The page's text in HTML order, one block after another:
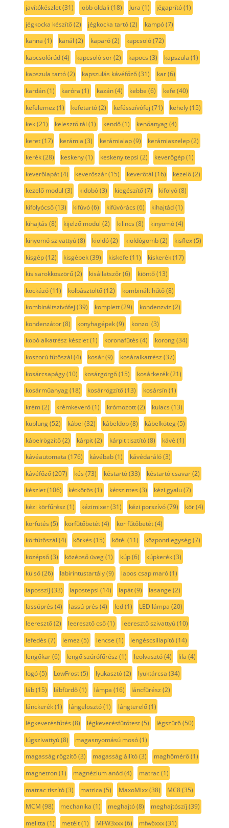
javítókészlet(31) jobb oldali (18) Jura (1) jégaprító(1)
jégkocka készítő(2) jégkocka tartó(2) kampó(7)
kanna (1) kanál (2) kaparó(2) kapcsoló(72)
kapcsolórúd(4) kapcsoló sor(2) kapocs (3) kapszula (1)
kapszula tartó(2) kapszulás kávéfőző(31) kar(6)
kardán(1) karóra (1) kazán(4) kebbe (6) kefe (40)
kefelemez (1) kefetartó(2) kefésszívófej (71) kehely(15)
kek(21) kelesztő tál (1) kendő(1) kenőanyag(4)
keret(17) kerámia (3) kerámialap(9) kerámiaszelep(2)
kerék(28) keskeny(1) keskeny tepsi (2) keverőgép(1)
keverőlapát(4) keverőszár(15) keverőtál (16) kezelő(2)
kezelő modul (3) kidobó(3) kiegészítő(7) kifolyó(8)
kifolyócső(13) kifúvó(6) kifúvórács (6) kihajtád(1)
kihajtás (8) kijelző modul (2) kilincs (8) kinyomó(4)
kinyomó szivattyú(8) kioldó(2) kioldógomb(2) kisflex(5)
kisgép(12) kisgépek(39) kiskefe (11) kiskerék(17)
kis sarokköszörű(2) kisállatszőr(6) kiöntő(13)
kockázó(11) kolbásztöltő(12) kombinált hűtő(8)
kombináltszívófej (39) komplett(29) kondenzvíz (2)
kondenzátor(8) konyhagépek(9) konzol (3)
kopó alkatrész készlet(1) koronafűtés (4) korong(34)
koszorú fűtőszál (4) kosár(9) kosáralkatrész (37)
kosárcsapágy(10) kosárgörgő(15) kosárkerék(21)
kosárműanyag(18) kosárrögzítő(13) kosársín(1)
krém(2) krémkeverő(1) krómozott(2) kulacs (13)
kuplung(52) kábel (32) kábeldob(8) kábelköteg(5)
kábelrögzítő(2) kárpit(2) kárpit tisztító(8) kávé (1)
kávéautomata (176) kávébab(1) kávédaráló(3)
kávéfőző(207) kés (73) késtartó(33) késtartó csavar(2)
készlet(106) kétkörös (1) kétszintes (3) kézi gyalu(7)
kézi körfűrész (1) kézimixer(31) kézi porszívó(79) kör(4)
körfütés (5) körfűtőbetét(4) kör fűtőbetét(4)
körfűtőszál (4) körkés (15) kötél (11) központi egység(7)
középső(3) középső üveg(1) kúp(6) kúpkerék(3)
külső(26) labirintustartály(9) lapos csap maró(1)
laposszíj (33) lapostepsi (14) lapát(9) lasange (2)
lassúprés (4) lassú prés (4) led(1) LED lámpa (20)
leeresztő(2) leeresztő cső(1) leeresztő szivattyú(10)
lefedés (7) lemez (5) lencse (1) lengéscsillapító(14)
lengőkar(6) lengő szúrófűrész (1) leolvasztó(4) lila (4)
logó(5) LowFrost(5) lyukasztó(2) lyuktárcsa (34)
láb(15) lábfürdő(1) lámpa (16) láncfűrész (2)
lánckerék(1) lángelosztó(1) lángterelő(1)
légkeverésfűtés (8) légkeverésfűtőtest(5) légszűrő(50)
lúgszivattyú(8) magasnyomású mosó(1)
magasság rögzítő(3) magasság állító(3) maghőmérő(1)
magnetron(1) magnézium anód(4) matrac(1)
matrac tiszító(3) matrica (5) MaxoMixx(38) MC8(35)
MCM (98) mechanika (1) meghajtó(8) meghajtószíj (39)
melitta (1) metélt(1) MFW3xxx(6) mfw6xxx(31)